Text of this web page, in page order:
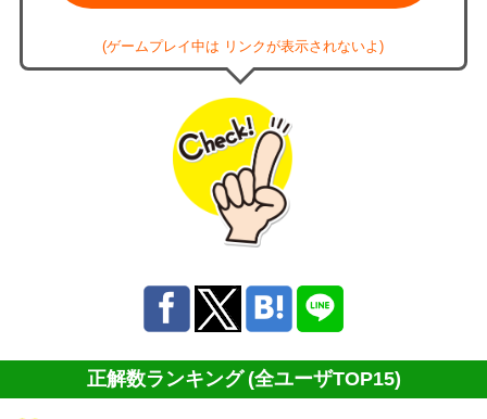
(ゲームプレイ中は リンクが表示されないよ)
正解数ランキング (全ユーザTOP15)